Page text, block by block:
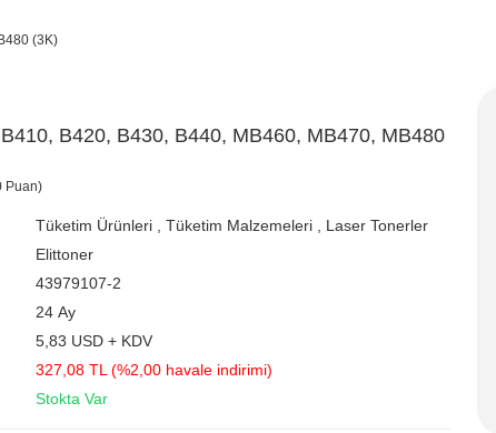
(3K)
B420, B430, B440, MB460, MB470, MB480
Puan)
Tüketim Ürünleri Tüketim Malzemeleri
Laser Tonerler
Elittoner
43979107-2
24 Ay
5,83 USD + KDV
327,08 TL (%2,00 havale indirimi)
Stokta Var